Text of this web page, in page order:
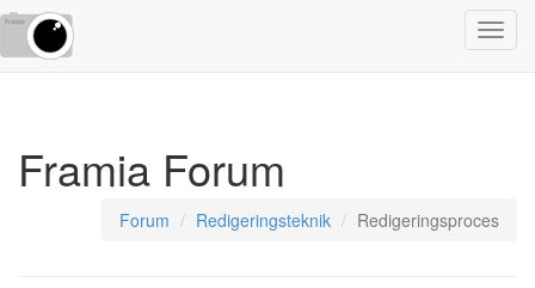
Framia Forum
Forum Redigeringsteknik Redigeringsproces